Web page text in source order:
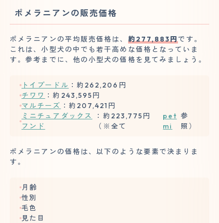
ポメラニアンの販売価格
ポメラニアンの平均販売価格は、 約277,883円 です。
これは、小型犬の中でも若干高めな価格となっていま
す。参考までに、他の小型犬の価格を見てみましょう。
トイプードル ：約262,206円
チワワ ：約243,595円
マルチーズ ：約207,421円
ミニチュアダックス
フンド
：約223,775円
（※全て
pet
mi
参
照）
ポメラニアンの価格は、以下のような要素で決まりま
す。
月齢
性別
毛色
見た目